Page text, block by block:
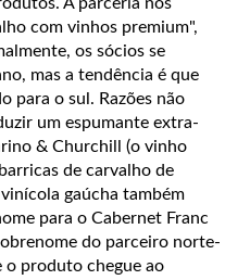
A parceria nos
com vinhos premium",
os sócios se
mas a tendência é que
para o sul. Razões não
um espumante extra-
& Churchill (o vinho
de carvalho de
gaúcha também
para o Cabernet Franc
do parceiro norte-
o produto chegue ao